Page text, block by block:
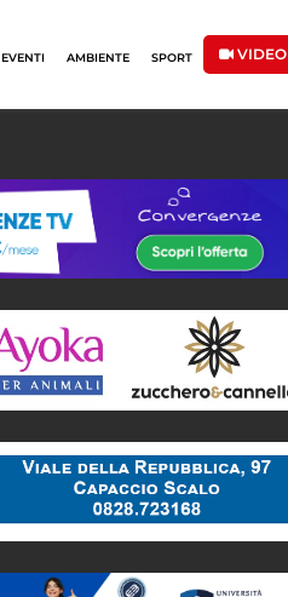
EVENTI AMBIENTE SPORT VIDEO